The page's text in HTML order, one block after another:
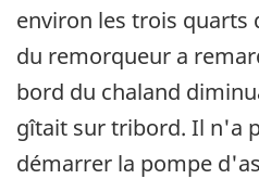
environ les trois quarts
du remorqueur a
bord du chaland
gîtait sur tribord. Il n'a
démarrer la pompe